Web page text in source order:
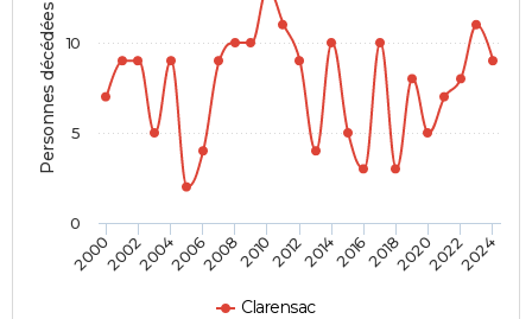
Personnes décédées
Clarensac
2000200220042006200820102012201420162018202020222024
0
5
10